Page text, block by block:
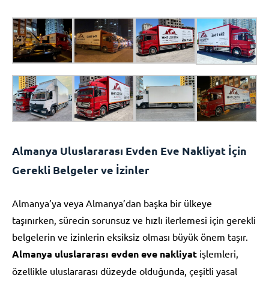
Almanya Uluslararası Evden Eve Nakliyat İçin
Gerekli Belgeler ve İzinler
Almanya’ya veya Almanya’dan başka bir ülkeye
taşınırken, sürecin sorunsuz ve hızlı ilerlemesi için gerekli
belgelerin ve izinlerin eksiksiz olması büyük önem taşır.
Almanya uluslararası evden eve nakliyat işlemleri,
özellikle uluslararası düzeyde olduğunda, çeşitli yasal